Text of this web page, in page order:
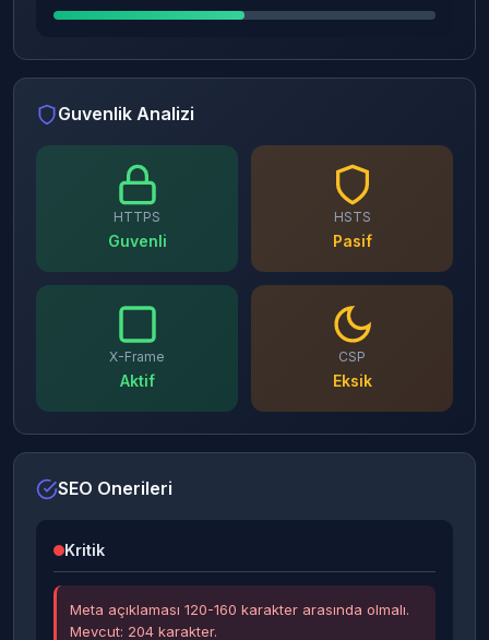
Guvenlik Analizi
HTTPS
Guvenli
HSTS
Pasif
X-Frame
Aktif
CSP
Eksik
SEO Onerileri
Kritik
Meta açıklaması 120-160 karakter arasında olmalı.
Mevcut: 204 karakter.